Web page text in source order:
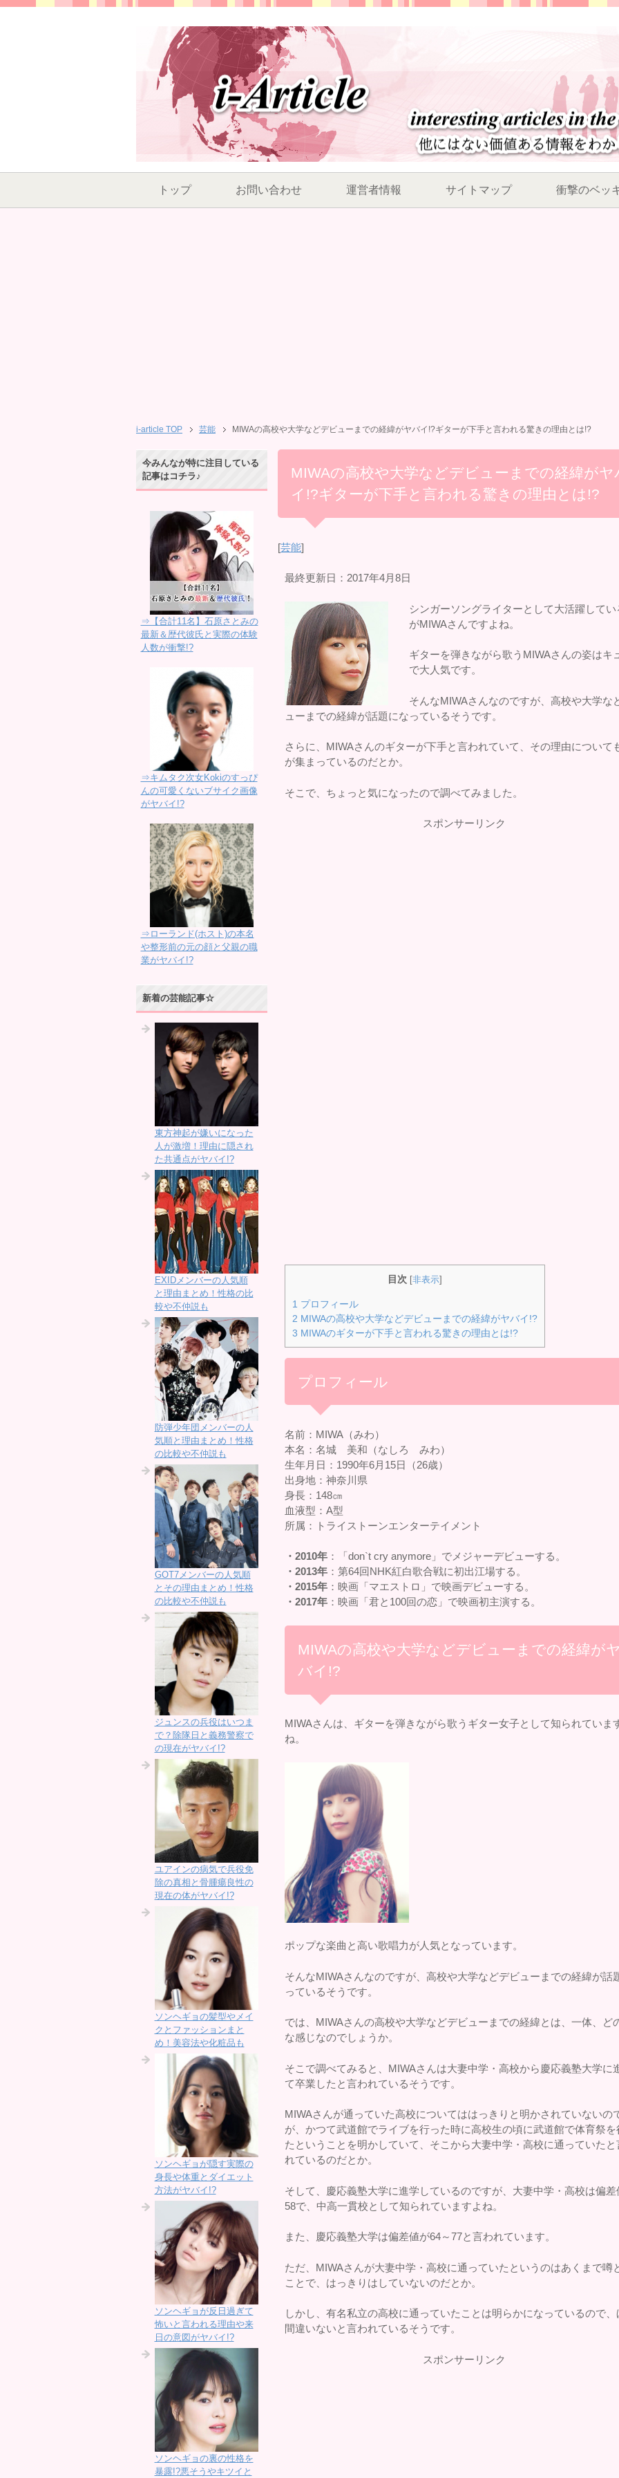
トップ お問い合わせ 運営者情報 サイトマップ 衝撃のベッ
i-article TOP 芸能 MIWAの高校や大学などデビューまでの経緯がヤバイ!?ギターが下手と言われる驚きの理由とは!?
MIWAの高校や大学などデビューまでの経緯がヤ
イ!?ギターが下手と言われる驚きの理由とは!?
[芸能]
最終更新日：2017年4月8日
シンガーソングライターとして大活躍してい
がMIWAさんですよね。
ギターを弾きながら歌うMIWAさんの姿はキ
で大人気です。
そんなMIWAさんなのですが、高校や大学な
ューまでの経緯が話題になっているそうです。
さらに、MIWAさんのギターが下手と言われていて、その理由について
が集まっているのだとか。
そこで、ちょっと気になったので調べてみました。
スポンサーリンク
目次 [非表示]
1 プロフィール
2 MIWAの高校や大学などデビューまでの経緯がヤバイ!?
3 MIWAのギターが下手と言われる驚きの理由とは!?
プロフィール
名前：MIWA（みわ）
本名：名城 美和（なしろ みわ）
生年月日：1990年6月15日（26歳）
出身地：神奈川県
身長：148㎝
血液型：A型
所属：トライストーンエンターテイメント
・2010年 ：「don`t cry anymore」でメジャーデビューする。
・2013年 ：第64回NHK紅白歌合戦に初出江場する。
・2015年 ：映画「マエストロ」で映画デビューする。
・2017年 ：映画「君と100回の恋」で映画初主演する。
MIWAの高校や大学などデビューまでの経緯が
バイ!?
MIWAさんは、ギターを弾きながら歌うギター女子として知られていま
ね。
ポップな楽曲と高い歌唱力が人気となっています。
そんなMIWAさんなのですが、高校や大学などデビューまでの経緯が話
っているそうです。
では、MIWAさんの高校や大学などデビューまでの経緯とは、一体、ど
な感じなのでしょうか。
そこで調べてみると、MIWAさんは大妻中学・高校から慶応義塾大学に
て卒業したと言われているそうです。
MIWAさんが通っていた高校についてははっきりと明かされていないの
が、かつて武道館でライブを行った時に高校生の頃に武道館で体育祭を
たということを明かしていて、そこから大妻中学・高校に通っていたと
れているのだとか。
そして、慶応義塾大学に進学しているのですが、大妻中学・高校は偏差
58で、中高一貫校として知られていますよね。
また、慶応義塾大学は偏差値が64～77と言われています。
ただ、MIWAさんが大妻中学・高校に通っていたというのはあくまで噂
ことで、はっきりはしていないのだとか。
しかし、有名私立の高校に通っていたことは明らかになっているので、
間違いないと言われているそうです。
スポンサーリンク
今みんなが特に注目している
記事はコチラ♪
⇒【合計11名】石原さとみの
最新＆歴代彼氏と実際の体験
人数が衝撃!?
⇒キムタク次女Kokiのすっぴ
んの可愛くないブサイク画像
がヤバイ!?
⇒ローランド(ホスト)の本名
や整形前の元の顔と父親の職
業がヤバイ!?
新着の芸能記事☆
東方神起が嫌いになった
人が激増！理由に隠され
た共通点がヤバイ!?
EXIDメンバーの人気順
と理由まとめ！性格の比
較や不仲説も
防弾少年団メンバーの人
気順と理由まとめ！性格
の比較や不仲説も
GOT7メンバーの人気順
とその理由まとめ！性格
の比較や不仲説も
ジュンスの兵役はいつま
で？除隊日と義務警察で
の現在がヤバイ!?
ユアインの病気で兵役免
除の真相と骨腫瘍良性の
現在の体がヤバイ!?
ソンヘギョの髪型やメイ
クとファッションまと
め！美容法や化粧品も
ソンヘギョが隠す実際の
身長や体重とダイエット
方法がヤバイ!?
ソンヘギョが反日過ぎて
怖いと言われる理由や来
日の意図がヤバイ!?
ソンヘギョの裏の性格を
暴露!?悪そうやキツイと